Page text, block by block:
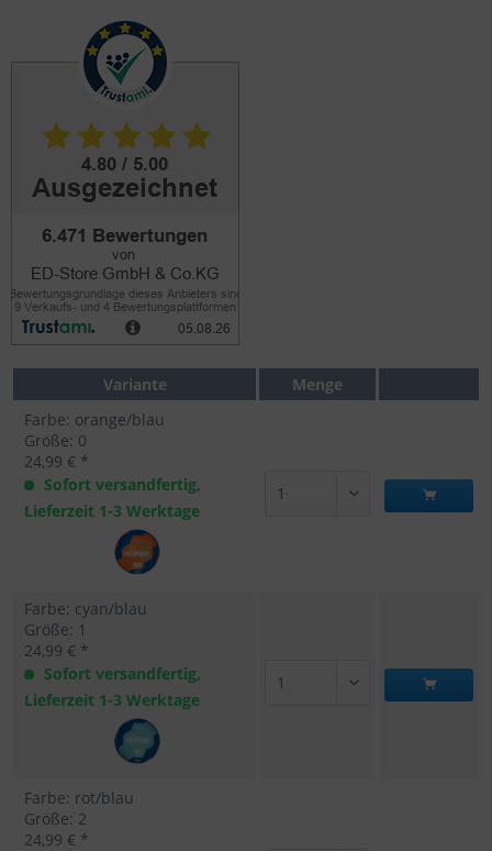
Variante
Menge
Farbe: orange/blau
Größe: 0
24,99 € *
Sofort versandfertig,
Lieferzeit 1-3 Werktage
Farbe: cyan/blau
Größe: 1
24,99 € *
Sofort versandfertig,
Lieferzeit 1-3 Werktage
Farbe: rot/blau
Größe: 2
24,99 € *